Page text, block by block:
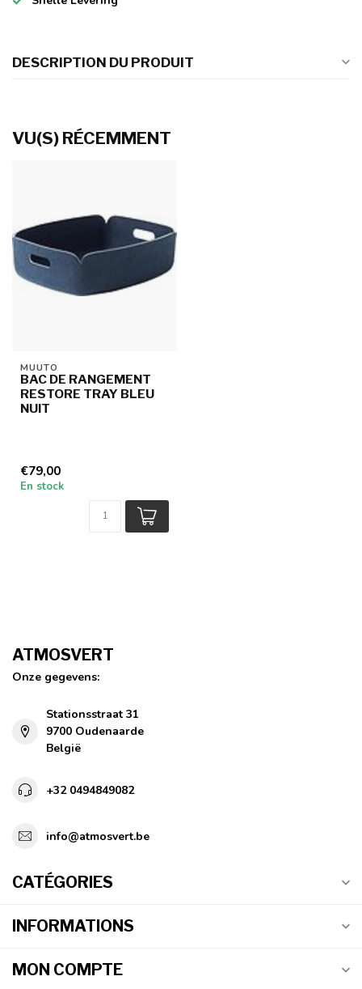
DESCRIPTION DU PRODUIT
VU(S) RÉCEMMENT
MUUTO
BAC DE RANGEMENT
RESTORE TRAY BLEU
NUIT
€79,00
En stock
ATMOSVERT
Onze gegevens:
Stationsstraat 31
9700 Oudenaarde
België
+32 0494849082
info@atmosvert.be
CATÉGORIES
INFORMATIONS
MON COMPTE